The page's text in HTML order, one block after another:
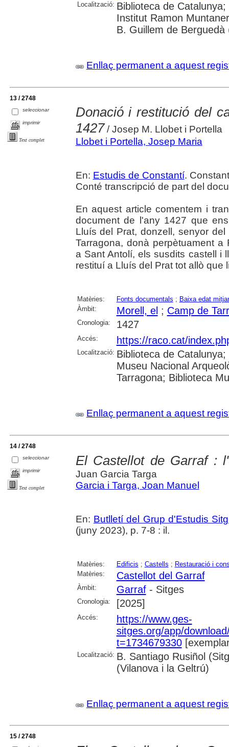
Localització: Biblioteca de
Institut Ramon
B. Guillem de Berguedà
Enllaç permanent a aquest
13 / 2748
seleccionar
imprimir
Text complet
Donació i restitució del
1427 / Josep M. Llobet i Portella
Llobet i Portella, Josep Maria
En: Estudis de Constantí.
Conté transcripció de part del
En aquest article comentem i
document de l'any 1427 que
Lluís del Prat, donzell, senyor
Tarragona, donà perpètuament
a Sant Antolí, els susdits castell i
restituí a Lluís del Prat tot allò que
Matèries: Fonts documentals ; Baixa edat
Àmbit:
Morell, el ; Camp de
Cronologia: 1427
Accés: https://raco.cat/
Localització: Biblioteca de
Museu Nacional
Tarragona; Biblioteca
Enllaç permanent a aquest
14 / 2748
seleccionar
imprimir
Text complet
El Castellot de Garraf :
Juan Garcia Targa
Garcia i Targa, Joan Manuel
En: Butlletí del Grup d'Estudis
(juny 2023), p. 7-8 : il.
Matèries: Edificis ; Castells ; Restauració i
Matèries:
Castellot del Garraf
Àmbit: Garraf- Sitges
Cronologia: [2025]
Accés:
https://www.ges-
sitges.org/app/
t=1734679330
Localització: B. Santiago Rusiñol
(Vilanova i la Geltrú)
Enllaç permanent a aquest
15 / 2748